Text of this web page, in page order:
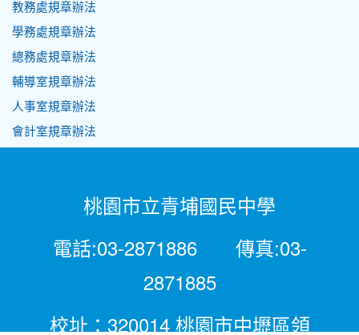
教務處規章辦法
學務處規章辦法
總務處規章辦法
輔導室規章辦法
人事室規章辦法
會計室規章辦法
桃園市立青埔國民中學
電話:03-2871886 傳真:03-
2871885
校址：320014 桃園市中壢區領